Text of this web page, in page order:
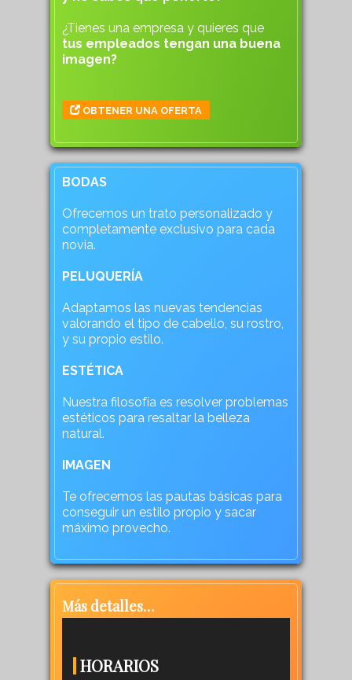
¿Tienes una empresa y quieres que
tus empleados tengan una buena
imagen?
OBTENER UNA OFERTA
BODAS
Ofrecemos un trato personalizado y
completamente exclusivo para cada
novia.
PELUQUERÍA
Adaptamos las nuevas tendencias
valorando el tipo de cabello, su rostro,
y su propio estilo.
ESTÉTICA
Nuestra filosofía es resolver problemas
estéticos para resaltar la belleza
natural.
IMAGEN
Te ofrecemos las pautas básicas para
conseguir un estilo propio y sacar
máximo provecho.
Más detalles…
HORARIOS